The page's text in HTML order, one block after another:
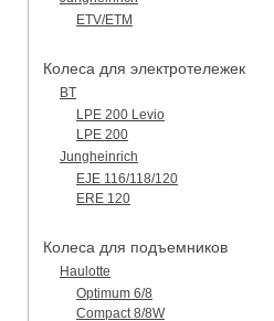
ETV/ETM
Колеса для электротележек
BT
LPE 200 Levio
LPE 200
Jungheinrich
EJE 116/118/120
ERE 120
Колеса для подъемников
Haulotte
Optimum 6/8
Compact 8/8W